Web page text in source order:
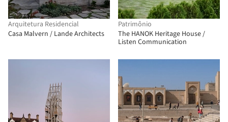
Arquitetura Residencial
Casa Malvern / Lande Architects
Patrimônio
The HANOK Heritage House /
Listen Communication